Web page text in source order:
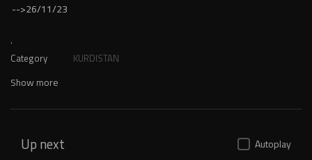
-->26/11/23
.
Category KURDISTAN
Show more
Up next Autoplay